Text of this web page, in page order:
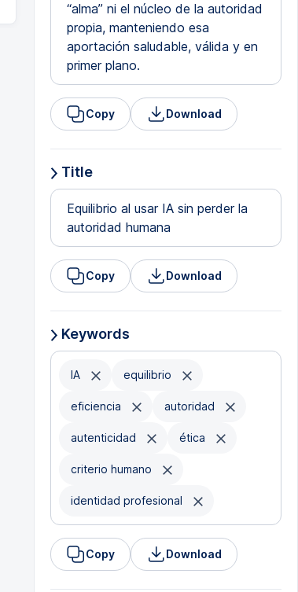
“alma” ni el núcleo de la autoridad
propia, manteniendo esa
aportación saludable, válida y en
primer plano.
Copy Download
Title
Equilibrio al usar IA sin perder la
autoridad humana
Copy Download
Keywords
IA equilibrio
eficiencia autoridad
autenticidad ética
criterio humano
identidad profesional
Copy Download